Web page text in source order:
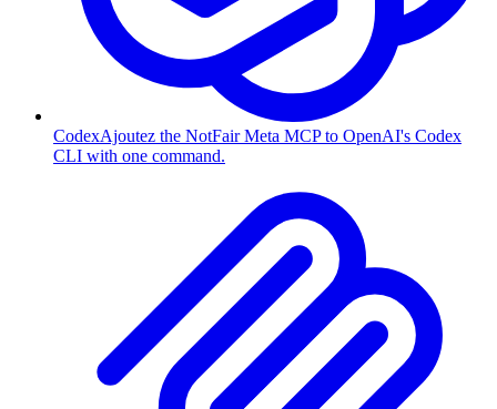
CodexAjoutez the NotFair Meta MCP to OpenAI's Codex
CLI with one command.